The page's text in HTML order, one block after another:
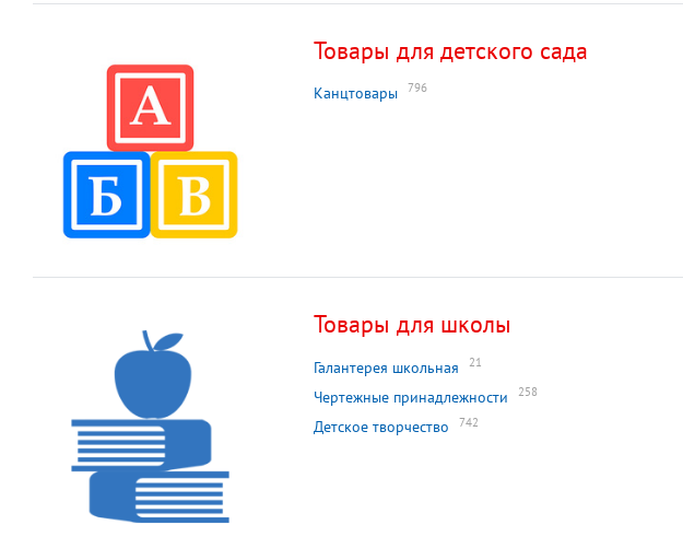
Товары для детского сада
Канцтовары 796
Товары для школы
Галантерея школьная 21
Чертежные принадлежности 258
Детское творчество 742